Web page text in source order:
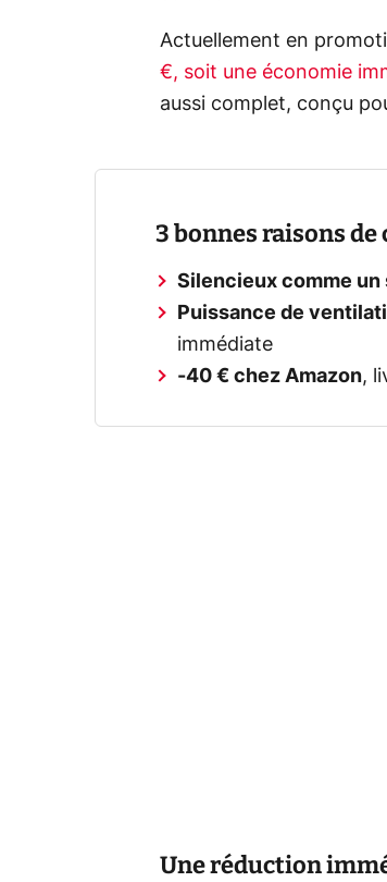
Actuellement en
€, soit une économie
aussi complet, conçu
3 bonnes raisons
Silencieux comme un
Puissance de
immédiate
-40 € chez Amazon,
Une réduction